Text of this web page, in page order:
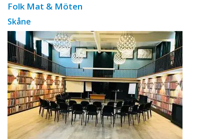
Folk Mat & Möten
Skåne